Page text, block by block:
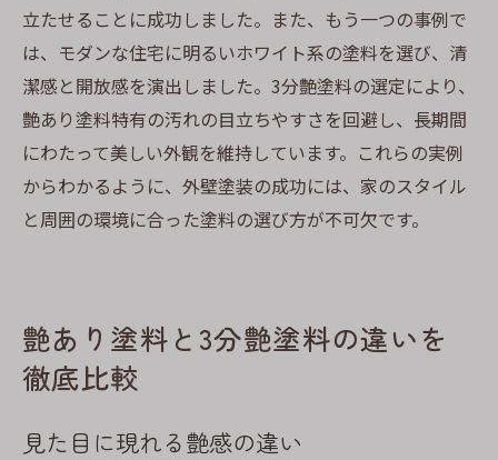
立たせることに成功しました。また、もう一つの事例で
は、モダンな住宅に明るいホワイト系の塗料を選び、清
潔感と開放感を演出しました。3分艶塗料の選定により、
艶あり塗料特有の汚れの目立ちやすさを回避し、長期間
にわたって美しい外観を維持しています。これらの実例
からわかるように、外壁塗装の成功には、家のスタイル
と周囲の環境に合った塗料の選び方が不可欠です。
艶あり塗料と3分艶塗料の違いを
徹底比較
見た目に現れる艶感の違い